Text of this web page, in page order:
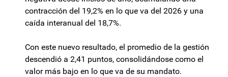
contracción del 19,2% en lo que va del 2026 y una
caída interanual del 18,7%.
Con este nuevo resultado, el promedio de la gestión
descendió a 2,41 puntos, consolidándose como el
valor más bajo en lo que va de su mandato.